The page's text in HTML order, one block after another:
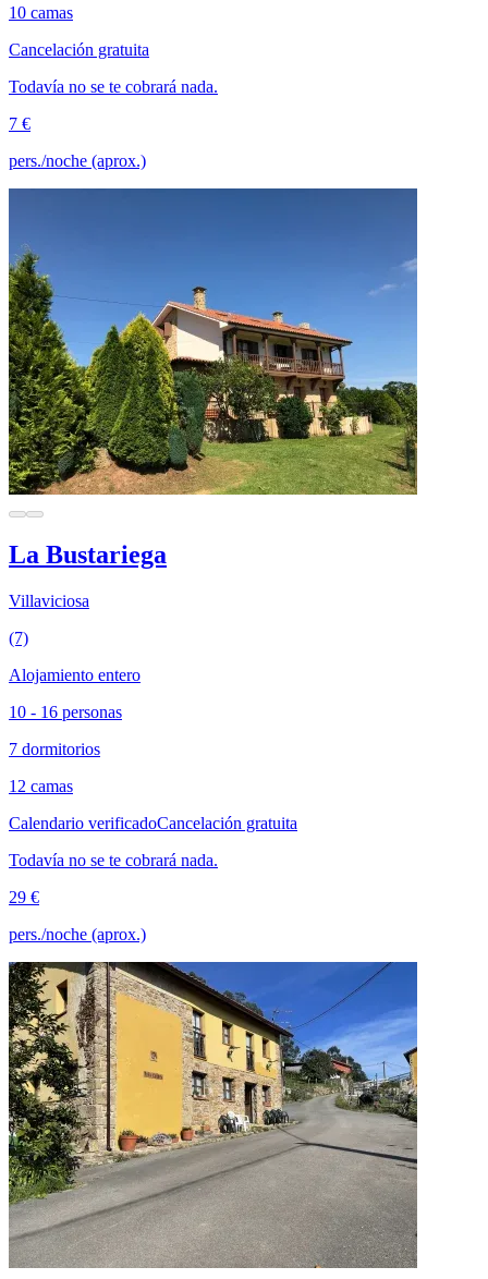
10 camas
Cancelación gratuita
Todavía no se te cobrará nada.
7 €
pers./noche (aprox.)
La Bustariega
Villaviciosa
(7)
Alojamiento entero
10 - 16 personas
7 dormitorios
12 camas
Calendario verificadoCancelación gratuita
Todavía no se te cobrará nada.
29 €
pers./noche (aprox.)